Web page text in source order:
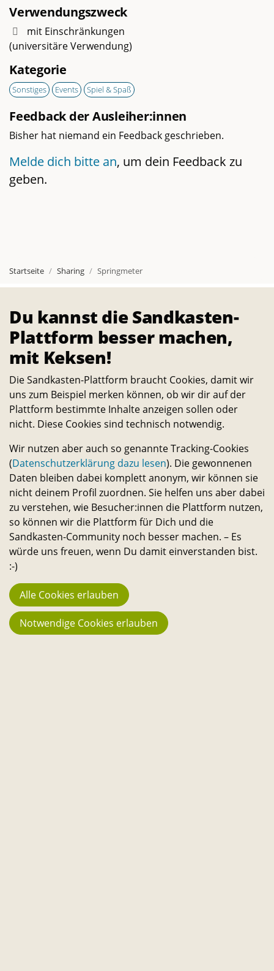
Verwendungszweck
mit Einschränkungen
(universitäre Verwendung)
Kategorie
Sonstiges Events Spiel & Spaß
Feedback der Ausleiher:innen
Bisher hat niemand ein Feedback geschrieben.
Melde dich bitte an, um dein Feedback zu
geben.
Startseite Sharing Springmeter
Die Sandkasten-Plattform ist für alle, die ein Interesse
daran haben, das Leben auf dem Campus und in der
Stadt noch lebenswerter und nachhaltiger zu machen.
Alle Studierenden, Mitarbeitenden und
Wissenschaftler:innen können Ideen dazu einreichen
und selbst verwirklichen. – Ein Angebot des
Transferservice.
Bleib in Kontakt
E-
Mail-
Link
Telefon-
Link
Instagram-
Link
Threads-
Link
Messenger-
Apps-
Link
YouTube-
Link
Facebook-
Link
Statistik
944
Macher:innen
23.742
Fans
194
Projekte
Du kannst die Sandkasten-
Plattform besser machen,
mit Keksen!
Die Sandkasten-Plattform braucht Cookies, damit wir
uns zum Beispiel merken können, ob wir dir auf der
Plattform bestimmte Inhalte anzeigen sollen oder
nicht. Diese Cookies sind technisch notwendig.
Wir nutzen aber auch so genannte Tracking-Cookies
(Datenschutzerklärung dazu lesen). Die gewonnenen
Daten bleiben dabei komplett anonym, wir können sie
nicht deinem Profil zuordnen. Sie helfen uns aber dabei
zu verstehen, wie Besucher:innen die Plattform nutzen,
so können wir die Plattform für Dich und die
Sandkasten-Community noch besser machen. – Es
würde uns freuen, wenn Du damit einverstanden bist.
:-)
Alle Cookies erlauben
Notwendige Cookies erlauben